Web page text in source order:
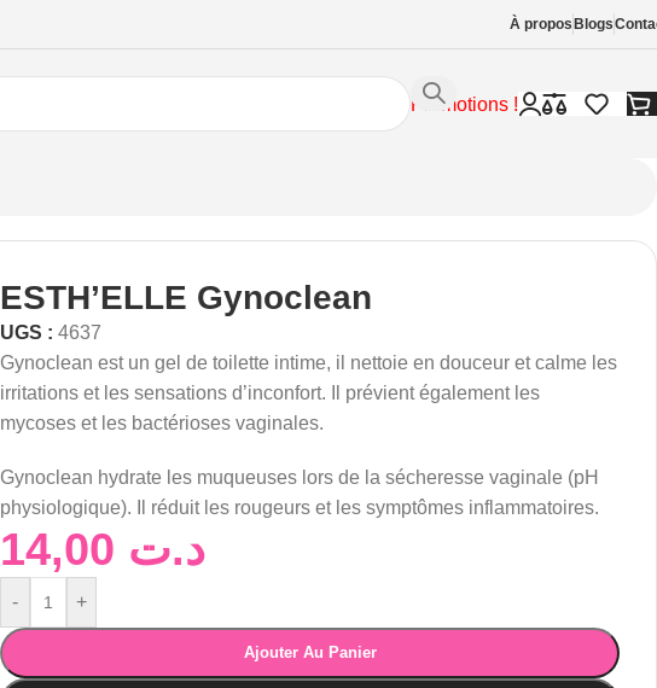
À propos Blogs
Promotions !
ESTH’ELLE Gynoclean
UGS :4637
Gynoclean est un gel de toilette intime, il nettoie en douceur et calme les
irritations et les sensations d’inconfort. Il prévient également les
mycoses et les bactérioses vaginales.
Gynoclean hydrate les muqueuses lors de la sécheresse vaginale (pH
physiologique). Il réduit les rougeurs et les symptômes inflammatoires.
د.ت
- +
Ajouter Au Panier